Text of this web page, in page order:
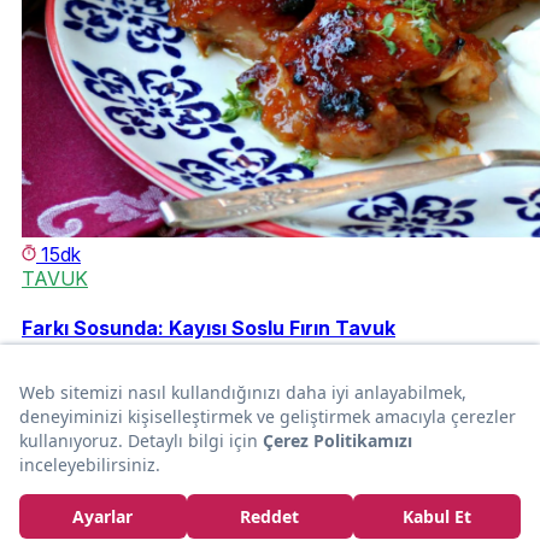
15dk
TAVUK
Farkı Sosunda: Kayısı Soslu Fırın Tavuk
Gökçen Mutaf